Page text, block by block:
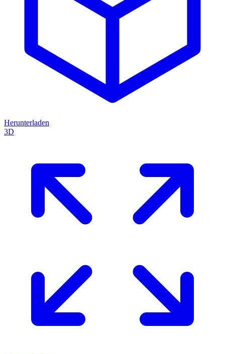
Herunterladen
3D